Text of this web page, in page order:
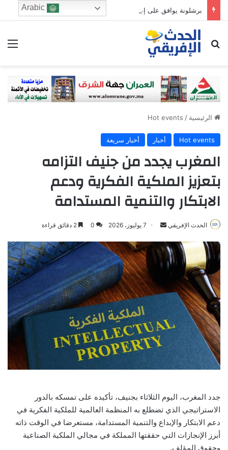
برشلونة يوافق على إعارة رونالد أراوخو إلى ليفربول لموسم واحد
ابحث عن
الرئيسية /
Hot events
Hot events أخبار أخبار سريعة
المغرب يجدد من جنيف التزامه
بتعزيز الملكية الفكرية ودعم
الابتكار والتنمية المستدامة
الحدث الإفريقي
Send
email
7 يوليوز، 2026 0
جدد المغرب، اليوم الثلاثاء بجنيف، تأكيده على تمسكه بالدور
الاستراتيجي الذي تضطلع به المنظمة العالمية للملكية الفكرية في
دعم الابتكار والإبداع والتنمية المستدامة، مستعرضا في الوقت ذاته
أبرز الإنجازات التي حققتها المملكة في مجالي الملكية الصناعية
وحقوق المؤلف.
Arabic